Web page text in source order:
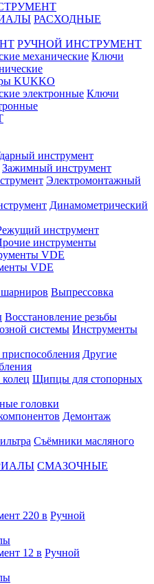
РАСХОДНЫЕ
РУЧНОЙ ИНСТРУМЕНТ
Ключи
KUKKO
Ключи
инструмент
Зажимный инструмент
Электромонтажный
Динамометрический
инструмент
инструменты
VDE
Выпрессовка
Восстановление резьбы
Инструменты
Другие
Щипцы для стопорных
головки
Демонтаж
Съёмники масляного
СМАЗОЧНЫЕ
Ручной
Ручной